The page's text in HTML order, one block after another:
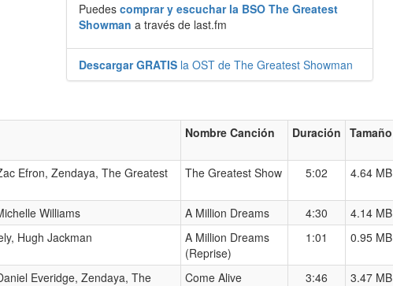
Puedes comprar y escuchar la BSO The Greatest
Showman a través de last.fm
Descargar GRATIS la OST de The Greatest Showman
Nombre Canción Duración Tamaño
Efron, Zendaya, The Greatest
The Greatest Show 5:02 4.64 MB
Williams A Million Dreams 4:30
4.14 MB
Hugh Jackman
A Million Dreams
(Reprise)
1:01 0.95 MB
Everidge, Zendaya, The
Come Alive 3:46 3.47 MB